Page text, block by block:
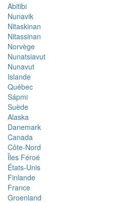
Abitibi
Nunavik
Nitaskinan
Nitassinan
Norvège
Nunatsiavut
Nunavut
Islande
Québec
Sápmi
Suède
Alaska
Danemark
Canada
Côte-Nord
Îles Féroé
États-Unis
Finlande
France
Groenland